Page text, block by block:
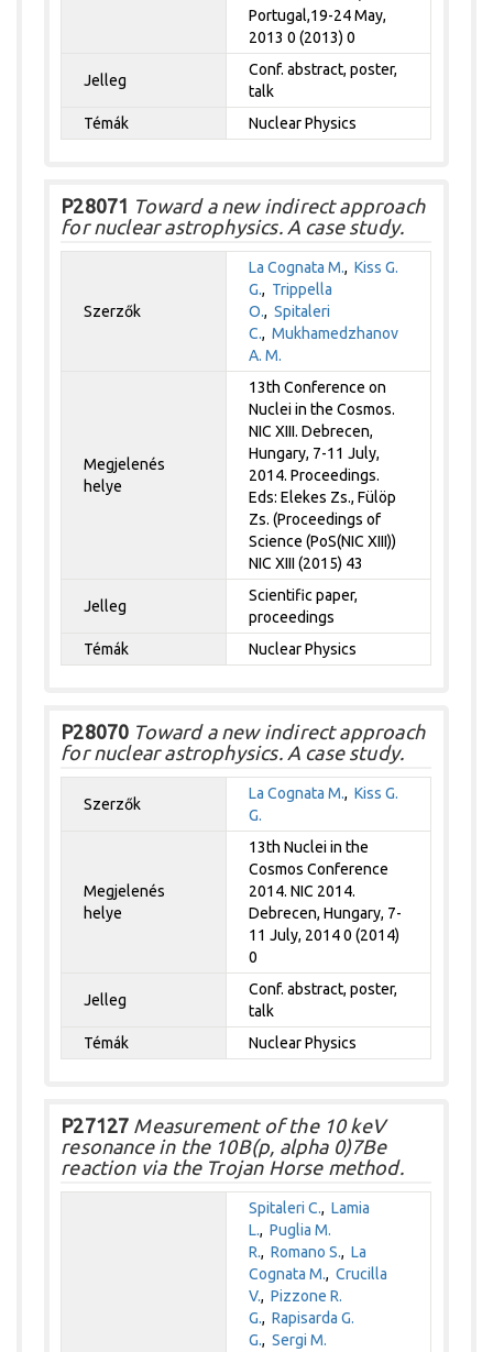
Portugal,19-24 May,
2013 0 (2013) 0
Jelleg
Conf. abstract, poster,
talk
Témák
Nuclear Physics
P28071 Toward a new indirect approach
for nuclear astrophysics. A case study.
Szerzők
La Cognata M.,Kiss G.
G., Trippella
O.,Spitaleri
C.,Mukhamedzhanov
A. M.
Megjelenés
helye
13th Conference on
Nuclei in the Cosmos.
NIC XIII. Debrecen,
Hungary, 7-11 July,
2014. Proceedings.
Eds: Elekes Zs., Fülöp
Zs. (Proceedings of
Science (PoS(NIC XIII))
NIC XIII (2015) 43
Jelleg
Scientific paper,
proceedings
Témák
Nuclear Physics
P28070 Toward a new indirect approach
for nuclear astrophysics. A case study.
Szerzők
La Cognata M.,Kiss G.
G.
Megjelenés
helye
13th Nuclei in the
Cosmos Conference
2014. NIC 2014.
Debrecen, Hungary, 7-
11 July, 2014 0 (2014)
0
Jelleg
Conf. abstract, poster,
talk
Témák
Nuclear Physics
P27127 Measurement of the 10 keV
resonance in the 10B(p, alpha 0)7Be
reaction via the Trojan Horse method.
Spitaleri C.,Lamia
L.,Puglia M.
R.,Romano S.,La
Cognata M.,Crucilla
V.,Pizzone R.
G.,Rapisarda G.
G.,Sergi M.